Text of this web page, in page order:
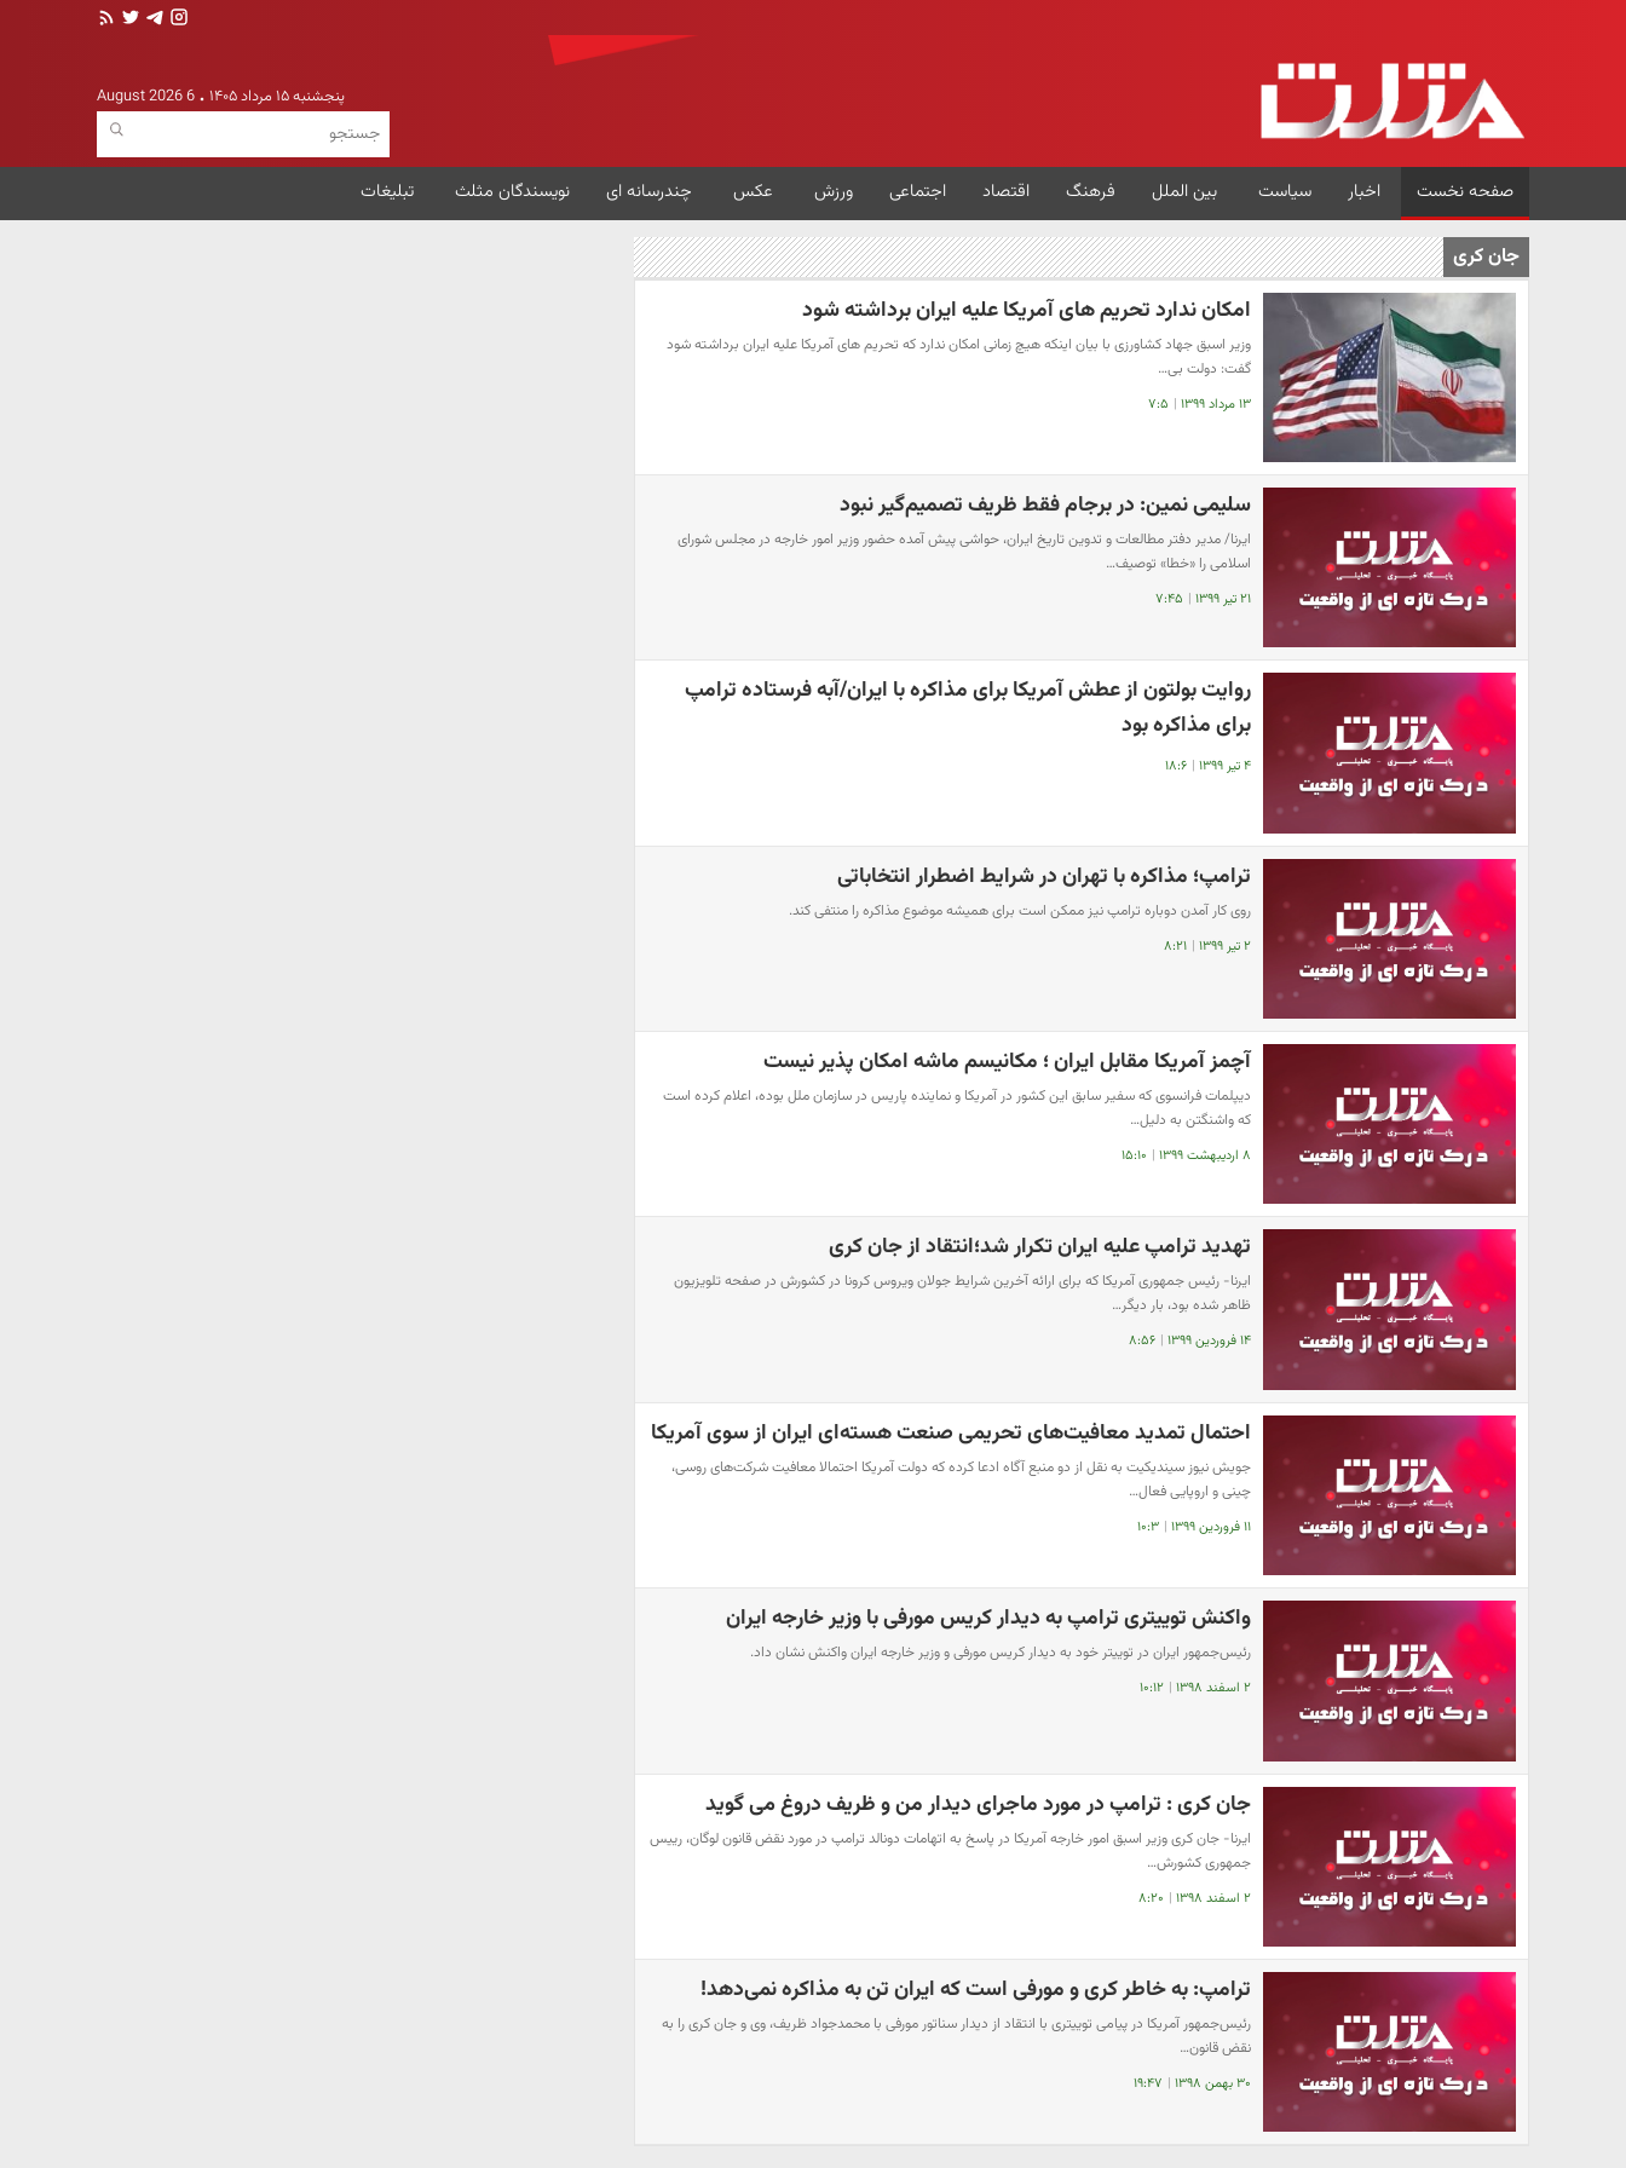
پنجشنبه ۱۵ مرداد ۱۴۰۵ 6 August 2026
صفحه نخست اخبار سیاست بین الملل فرهنگ اقتصاد اجتماعی ورزش عکس چندرسانه ای نویسندگان مثلث تبلیغات
جان کری
امکان ندارد تحریم های آمریکا علیه ایران برداشته شود
وزیر اسبق جهاد کشاورزی با بیان اینکه هیچ زمانی امکان ندارد که تحریم های آمریکا علیه ایران برداشته شود
گفت: دولت بی…
۱۳ مرداد ۱۳۹۹ | ۷:۵
سلیمی نمین: در برجام فقط ظریف تصمیم‌گیر نبود
ایرنا/ مدیر دفتر مطالعات و تدوین تاریخ ایران، حواشی پیش آمده حضور وزیر امور خارجه در مجلس شورای
اسلامی را «خطا» توصیف…
۲۱ تیر ۱۳۹۹ | ۷:۴۵
روایت بولتون از عطش آمریکا برای مذاکره با ایران/آبه فرستاده ترامپ
برای مذاکره بود
۴ تیر ۱۳۹۹ | ۱۸:۶
ترامپ؛ مذاکره با تهران در شرایط اضطرار انتخاباتی
روی کار آمدن دوباره ترامپ نیز ممکن است برای همیشه موضوع مذاکره را منتفی کند.
۲ تیر ۱۳۹۹ | ۸:۲۱
آچمز آمریکا مقابل ایران ؛ مکانیسم ماشه امکان پذیر نیست
​دیپلمات فرانسوی که سفیر سابق این کشور در آمریکا و نماینده پاریس در سازمان ملل بوده، اعلام کرده است
که واشنگتن به دلیل…
۸ اردیبهشت ۱۳۹۹ | ۱۵:۱۰
تهدید ترامپ علیه ایران تکرار شد؛انتقاد از جان کری
ایرنا- رئیس جمهوری آمریکا که برای ارائه آخرین شرایط جولان ویروس کرونا در کشورش در صفحه تلویزیون
ظاهر شده بود، بار دیگر…
۱۴ فروردین ۱۳۹۹ | ۸:۵۶
احتمال تمدید معافیت‌های تحریمی صنعت هسته‌ای ایران از سوی آمریکا
جویش نیوز سیندیکیت به نقل از دو منبع آگاه ادعا کرده که دولت آمریکا احتمالا معافیت شرکت‌های روسی،
چینی و اروپایی فعال…
۱۱ فروردین ۱۳۹۹ | ۱۰:۳
واکنش توییتری ترامپ به دیدار کریس مورفی با وزیر خارجه ایران
رئیس‌جمهور ایران در توییتر خود به دیدار کریس مورفی و وزیر خارجه ایران واکنش نشان داد.
۲ اسفند ۱۳۹۸ | ۱۰:۱۲
جان کری : ترامپ در مورد ماجرای دیدار من و ظریف دروغ می گوید
ایرنا- جان کری وزیر اسبق امور خارجه آمریکا در پاسخ به اتهامات دونالد ترامپ در مورد نقض قانون لوگان، رییس
جمهوری کشورش…
۲ اسفند ۱۳۹۸ | ۸:۲۰
ترامپ: به خاطر کری و مورفی است که ایران تن به مذاکره نمی‌دهد!
رئیس‌جمهور آمریکا در پیامی توییتری با انتقاد از دیدار سناتور مورفی با محمدجواد ظریف، وی و جان کری را به
نقض قانون…
۳۰ بهمن ۱۳۹۸ | ۱۹:۴۷